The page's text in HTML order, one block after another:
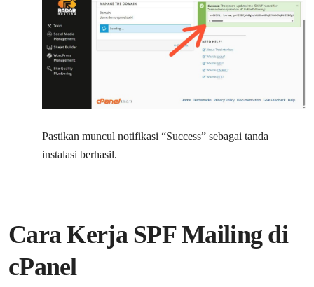
Pastikan muncul notifikasi “Success” sebagai tanda
instalasi berhasil.
Cara Kerja SPF Mailing di
cPanel